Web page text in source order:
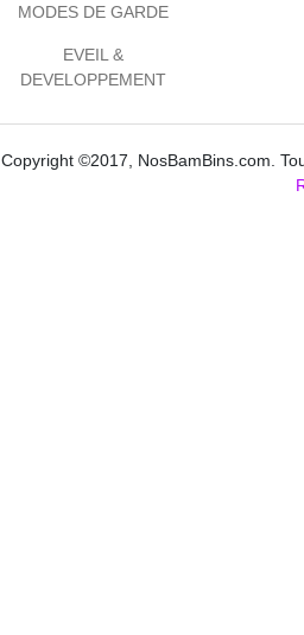
MODES DE GARDE
EVEIL &
DEVELOPPEMENT
Copyright ©2017, NosBamBins.com.